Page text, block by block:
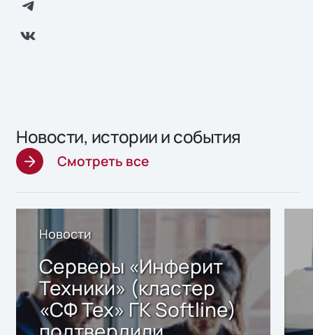
Новости, истории и события
Смотреть все
Новости
Серверы «Инферит
Техники» (кластер
«СФ Тех» ГК Softline)